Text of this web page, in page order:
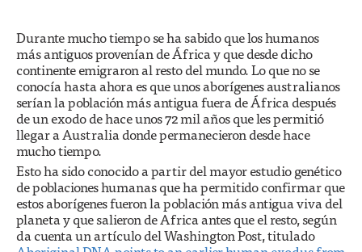
Durante mucho tiempo se ha sabido que los humanos
más antiguos provenían de África y que desde dicho
continente emigraron al resto del mundo. Lo que no se
conocía hasta ahora es que unos aborígenes australianos
serían la población más antigua fuera de África después
de un exodo de hace unos 72 mil años que les permitió
llegar a Australia donde permanecieron desde hace
mucho tiempo.
Esto ha sido conocido a partir del mayor estudio genético
de poblaciones humanas que ha permitido confirmar que
estos aborígenes fueron la población más antigua viva del
planeta y que salieron de Africa antes que el resto, según
da cuenta un artículo del Washington Post, titulado